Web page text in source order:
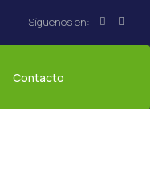
Contacto